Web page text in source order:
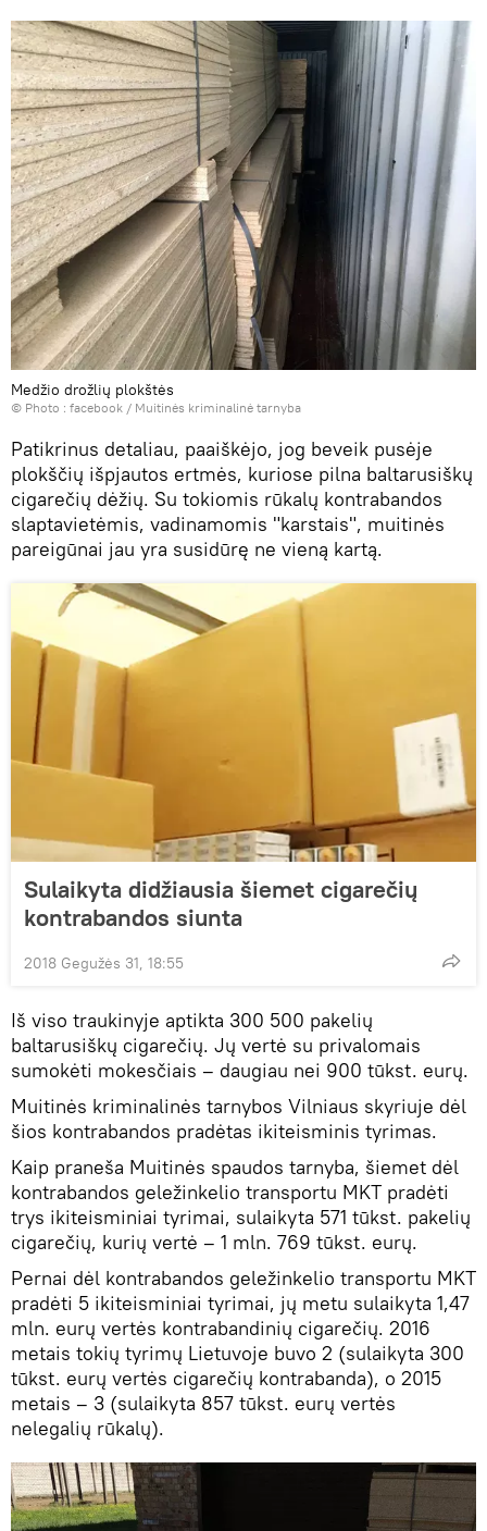
Medžio drožlių plokštės
© Photo : facebook / Muitinės kriminalinė tarnyba
Patikrinus detaliau, paaiškėjo, jog beveik pusėje
plokščių išpjautos ertmės, kuriose pilna baltarusiškų
cigarečių dėžių. Su tokiomis rūkalų kontrabandos
slaptavietėmis, vadinamomis "karstais", muitinės
pareigūnai jau yra susidūrę ne vieną kartą.
Sulaikyta didžiausia šiemet cigarečių
kontrabandos siunta
2018 Gegužės 31, 18:55
Iš viso traukinyje aptikta 300 500 pakelių
baltarusiškų cigarečių. Jų vertė su privalomais
sumokėti mokesčiais – daugiau nei 900 tūkst. eurų.
Muitinės kriminalinės tarnybos Vilniaus skyriuje dėl
šios kontrabandos pradėtas ikiteisminis tyrimas.
Kaip praneša Muitinės spaudos tarnyba, šiemet dėl
kontrabandos geležinkelio transportu MKT pradėti
trys ikiteisminiai tyrimai, sulaikyta 571 tūkst. pakelių
cigarečių, kurių vertė – 1 mln. 769 tūkst. eurų.
Pernai dėl kontrabandos geležinkelio transportu MKT
pradėti 5 ikiteisminiai tyrimai, jų metu sulaikyta 1,47
mln. eurų vertės kontrabandinių cigarečių. 2016
metais tokių tyrimų Lietuvoje buvo 2 (sulaikyta 300
tūkst. eurų vertės cigarečių kontrabanda), o 2015
metais – 3 (sulaikyta 857 tūkst. eurų vertės
nelegalių rūkalų).